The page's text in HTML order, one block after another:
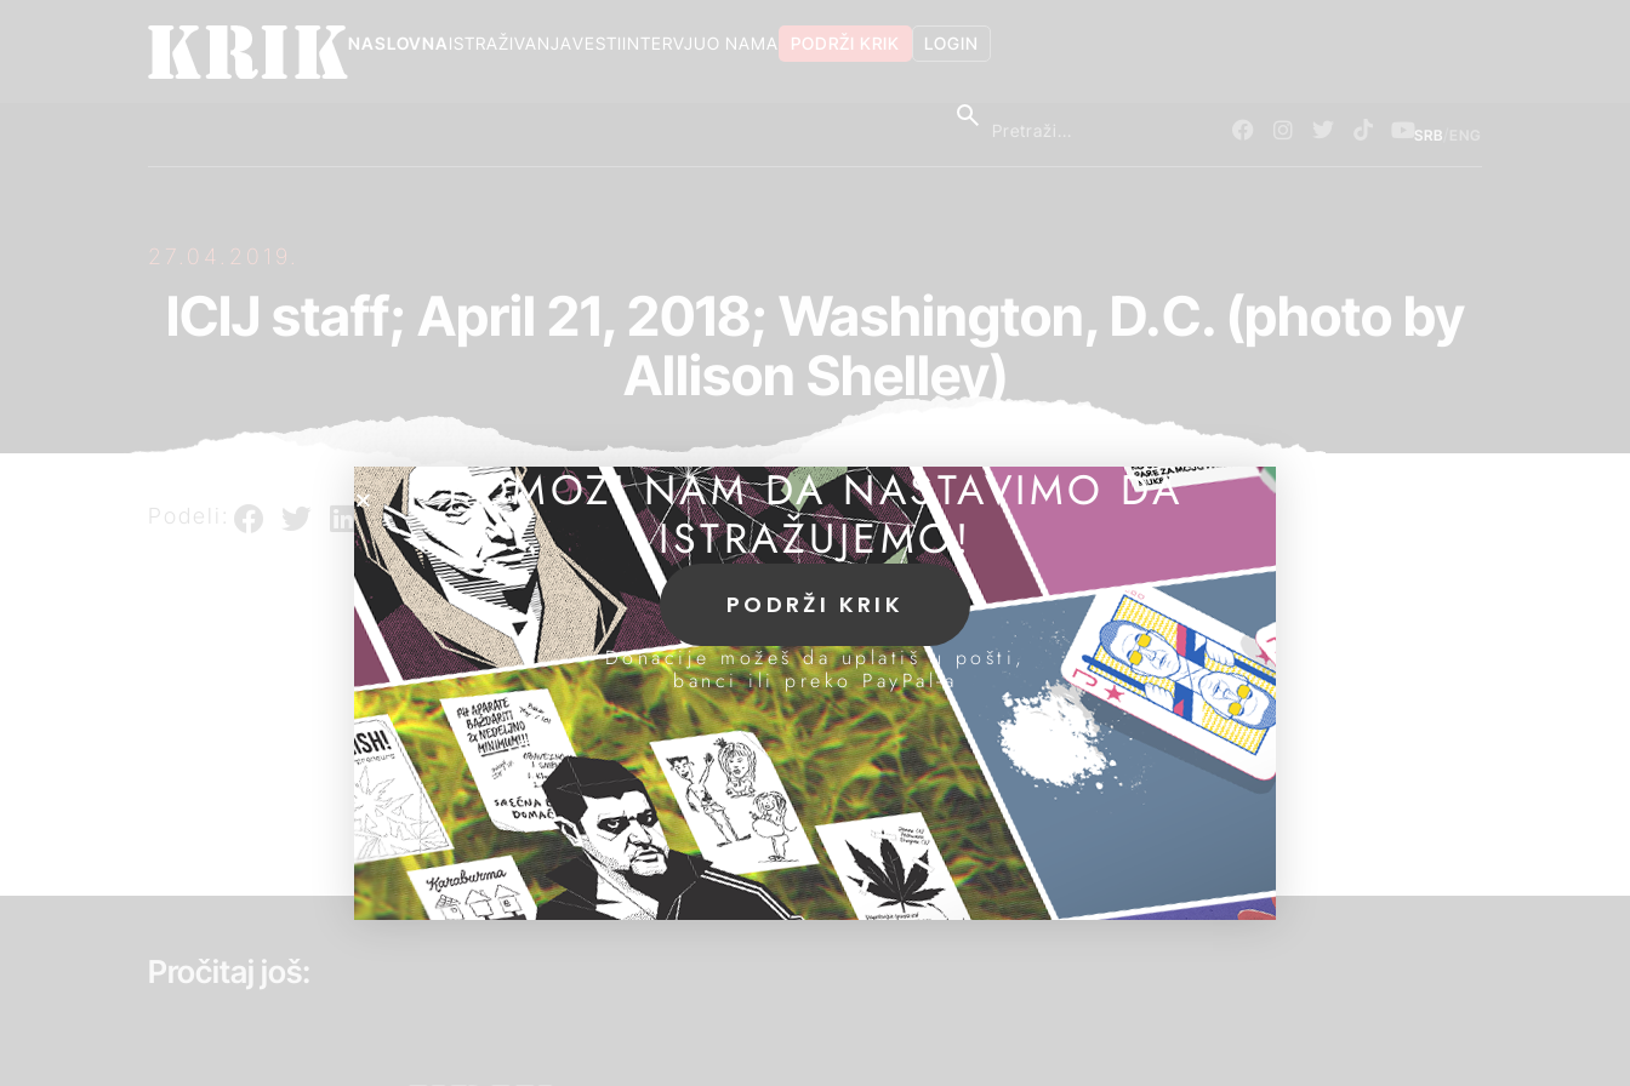
LOGIN
PODRŽI KRIK
O NAMA
INTERVJU
VESTI
ISTRAŽIVANJA
NASLOVNA
SRB
27.04.2019.
ICIJ staff; April 21, 2018; Washington, D.C. (photo by
Allison Shelley)
Podeli:
Pročitaj još:
POMOZI NAM DA NASTAVIMO DA
ISTRAŽUJEMO!
PODRŽI KRIK
Donacije možeš da uplatiš u pošti,
banci ili preko PayPal-a